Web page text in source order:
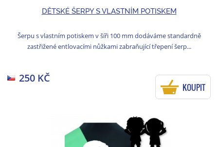
DĚTSKÉ ŠERPY S VLASTNÍM POTISKEM
Šerpu s vlastním potiskem v šíři 100 mm dodáváme standardně
zastřižené entlovacími nůžkami zabraňující třepení šerp...
250 KČ
KOUPIT